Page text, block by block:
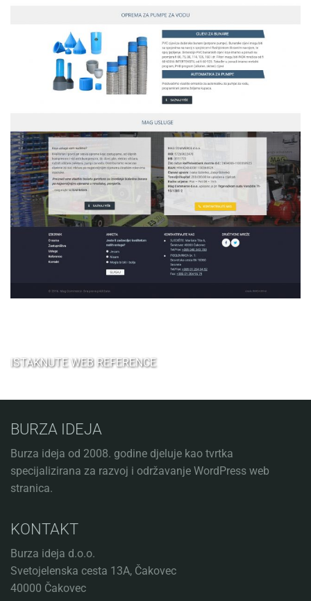
ISTAKNUTE WEB REFERENCE
BURZA IDEJA
Burza ideja od 2008. godine djeluje kao tvrtka
specijalizirana za razvoj i održavanje WordPress web
stranica.
KONTAKT
Burza ideja d.o.o.
Svetojelenska cesta 13A, Čakovec
40000 Čakovec